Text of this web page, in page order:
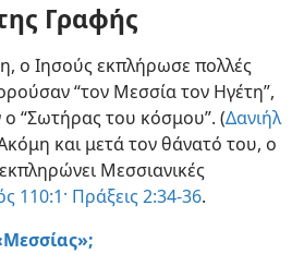
Γραφής
ο Ιησούς εκπλήρωσε πολλές
“τον Μεσσία τον Ηγέτη”,
ο “Σωτήρας του κόσμου”. (Δανιήλ
και μετά τον θάνατό του, ο
Μεσσιανικές
110:1· Πράξεις 2:34-36.